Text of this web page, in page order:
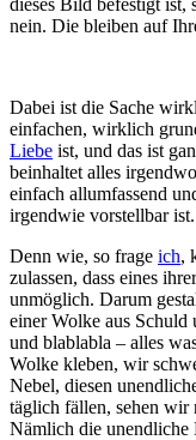
nein. Die bleiben auf
Dabei ist die Sache
einfachen, wirklich
Liebe ist, und das ist
beinhaltet alles
einfach allumfassend
irgendwie vorstellbar ist.
Denn wie, so frage ich,
zulassen, dass eines
unmöglich. Darum
einer Wolke aus Schuld
und blablabla – alles
Wolke kleben, wir
Nebel, diesen
täglich fällen, sehen wir
Nämlich die unendliche